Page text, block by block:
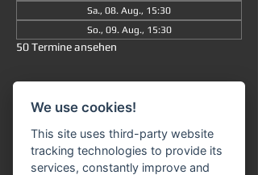
Sa., 08. Aug., 15:30
So., 09. Aug., 15:30
50 Termine ansehen
15:30 Uhr
: Die Fahrt dauert insgesamt ca.
90 Minuten (ohne Ausstieg) und führt Sie
We use cookies!
This site uses third-party website
tracking technologies to provide its
services, constantly improve and